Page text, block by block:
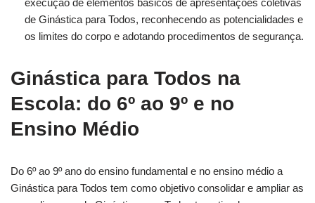
de Ginástica para Todos, reconhecendo as potencialidades e
os limites do corpo e adotando procedimentos de segurança.
Ginástica para Todos na
Escola: do 6º ao 9º e no
Ensino Médio
Do 6º ao 9º ano do ensino fundamental e no ensino médio a
Ginástica para Todos tem como objetivo consolidar e ampliar as